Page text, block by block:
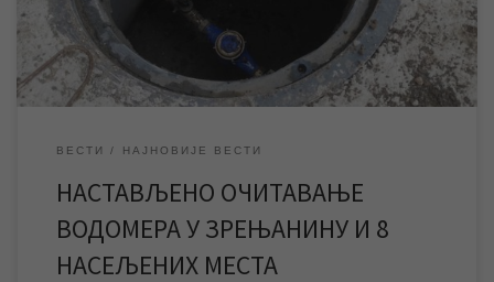
Скупштине Града Зрењанина, водомери се […]
ВЕСТИ НАЈНОВИЈЕ ВЕСТИ
НАСТАВЉЕНО ОЧИТАВАЊЕ
ВОДОМЕРА У ЗРЕЊАНИНУ И 8
НАСЕЉЕНИХ МЕСТА